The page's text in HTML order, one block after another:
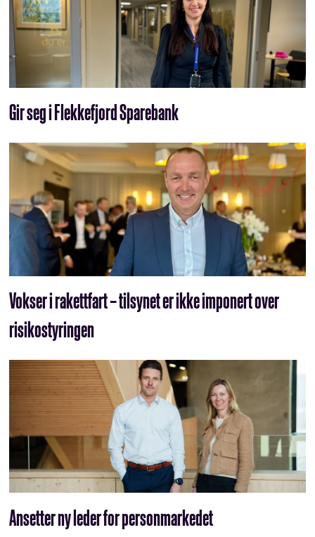
Gir seg i Flekkefjord Sparebank
Vokser i rakettfart – tilsynet er ikke imponert over
risikostyringen
Ansetter ny leder for personmarkedet